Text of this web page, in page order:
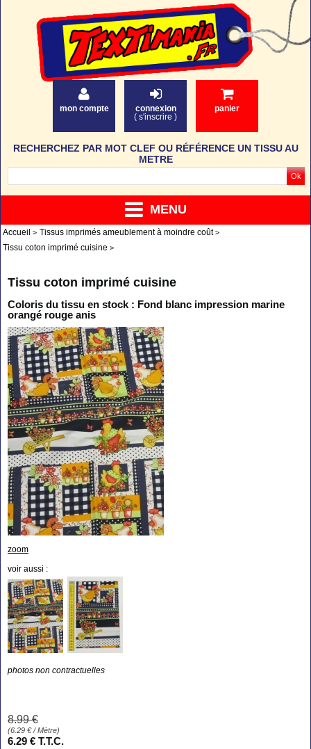
mon compte
connexion
( s'inscrire )
panier
MENU
RECHERCHEZ PAR MOT CLEF OU RÉFÉRENCE UN TISSU AU
METRE
Accueil
Tissus imprimés ameublement à moindre coût
Tissu coton imprimé cuisine
Tissu coton imprimé cuisine
Coloris du tissu en stock : Fond blanc impression marine
orangé rouge anis
zoom
voir aussi :
photos non contractuelles
8.99 €
(6.29 €/ Mètre)
6.29 € T.T.C.